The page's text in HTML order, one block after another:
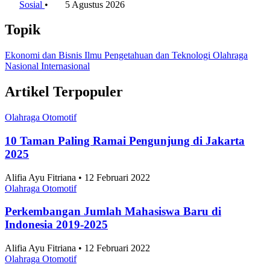
Sosial • 5 Agustus 2026
Topik
Ekonomi dan Bisnis Ilmu Pengetahuan dan Teknologi Olahraga
Nasional Internasional
Artikel Terpopuler
Olahraga Otomotif
10 Taman Paling Ramai Pengunjung di Jakarta
2025
Alifia Ayu Fitriana • 12 Februari 2022
Olahraga Otomotif
Perkembangan Jumlah Mahasiswa Baru di
Indonesia 2019-2025
Alifia Ayu Fitriana • 12 Februari 2022
Olahraga Otomotif